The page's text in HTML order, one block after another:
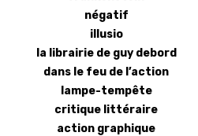
négatif
illusio
la librairie de guy debord
dans le feu de l’action
lampe-tempête
critique littéraire
action graphique